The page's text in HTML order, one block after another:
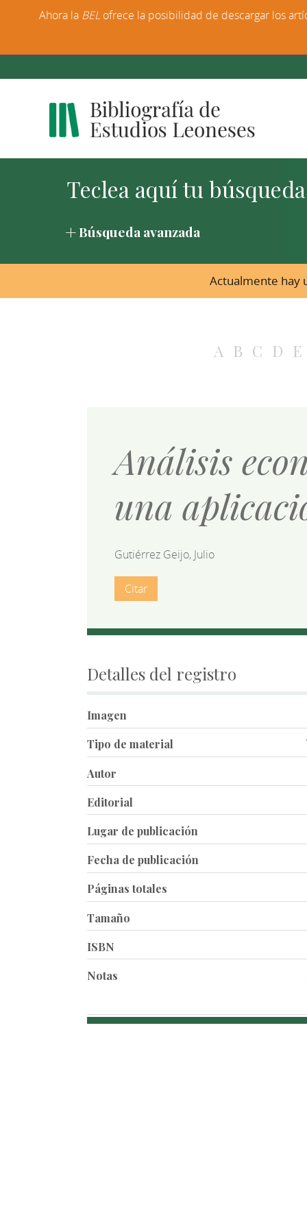
Búsqueda avanzada
Actualmente hay
A B C D E
Análisis
una
Gutiérrez Geijo, Julio
Citar
Detalles del registro
Imagen
Tipo de material
Autor
Editorial
Lugar de publicación
Fecha de publicación
Páginas totales
Tamaño
ISBN
Notas
Ahora la BEL ofrece la posibilidad de descargar los